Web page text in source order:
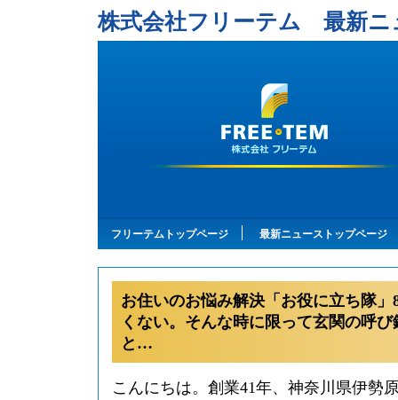
株式会社フリーテム 最新ニ
フリーテムトップページ 最新ニューストップページ
お住いのお悩み解決「お役に立ち隊
くない。そんな時に限って玄関の呼
と…
こんにちは。創業41年、神奈川県伊勢